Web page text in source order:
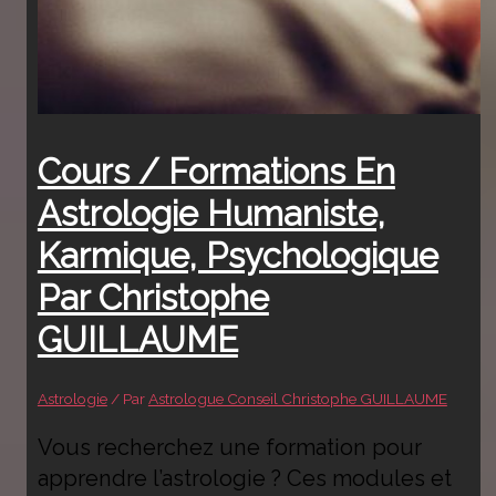
Cours / Formations En
Astrologie Humaniste,
Karmique, Psychologique
Par Christophe
GUILLAUME
Astrologie/ ParAstrologue Conseil Christophe GUILLAUME
Vous recherchez une formation pour
apprendre l’astrologie ? Ces modules et